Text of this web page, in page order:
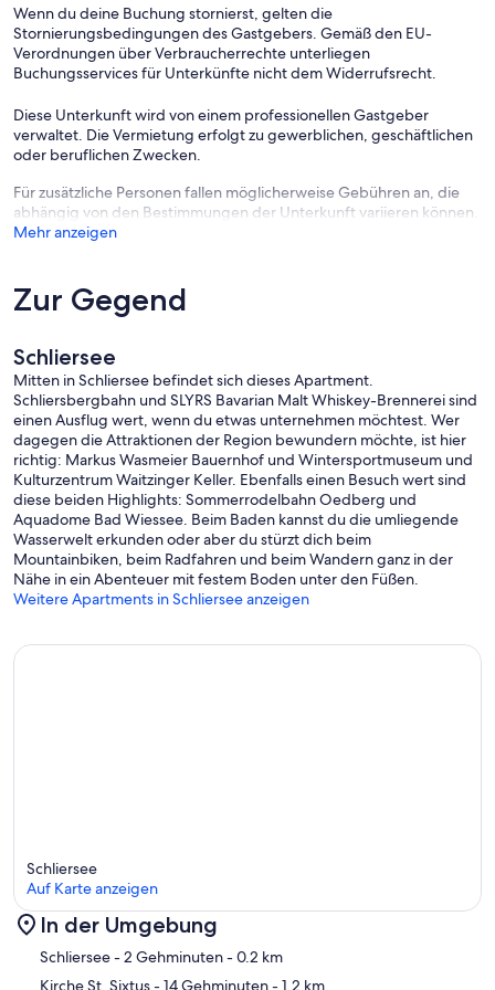
Die Anreise ist von 15:00 bis 20:00 und die Abreise von 08:00 bis
11:00 möglich.
Wenn du deine Buchung stornierst, gelten die
Stornierungsbedingungen des Gastgebers. Gemäß den EU-
Verordnungen über Verbraucherrechte unterliegen
Buchungsservices für Unterkünfte nicht dem Widerrufsrecht.
Diese Unterkunft wird von einem professionellen Gastgeber
verwaltet. Die Vermietung erfolgt zu gewerblichen, geschäftlichen
oder beruflichen Zwecken.
Für zusätzliche Personen fallen möglicherweise Gebühren an, die
abhängig von den Bestimmungen der Unterkunft variieren können.
Mehr anzeigen
Zur Gegend
Schliersee
Mitten in Schliersee befindet sich dieses Apartment.
Schliersbergbahn und SLYRS Bavarian Malt Whiskey-Brennerei sind
einen Ausflug wert, wenn du etwas unternehmen möchtest. Wer
dagegen die Attraktionen der Region bewundern möchte, ist hier
richtig: Markus Wasmeier Bauernhof und Wintersportmuseum und
Kulturzentrum Waitzinger Keller. Ebenfalls einen Besuch wert sind
diese beiden Highlights: Sommerrodelbahn Oedberg und
Aquadome Bad Wiessee. Beim Baden kannst du die umliegende
Wasserwelt erkunden oder aber du stürzt dich beim
Mountainbiken, beim Radfahren und beim Wandern ganz in der
Nähe in ein Abenteuer mit festem Boden unter den Füßen.
Weitere Apartments in Schliersee anzeigen
Karte
Schliersee
Auf Karte anzeigen
In der Umgebung
Schliersee- 2 Gehminuten- 0.2 km
Kirche St. Sixtus- 14 Gehminuten- 1.2 km